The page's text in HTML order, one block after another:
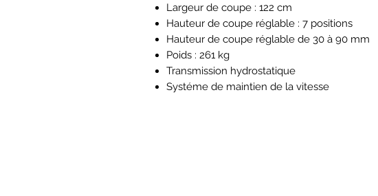
Largeur de coupe : 122 cm
Hauteur de coupe réglable : 7 positions
Hauteur de coupe réglable de 30 à 90 mm
Poids : 261 kg
Transmission hydrostatique
Systéme de maintien de la vitesse